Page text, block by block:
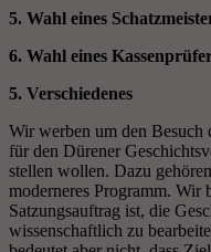
5. Wahl eines
6. Wahl eines
5. Verschiedenes
Wir werben um den
für den Dürener
stellen wollen. Dazu
moderneres Programm. Wir
Satzungsauftrag ist, die
wissenschaftlich zu